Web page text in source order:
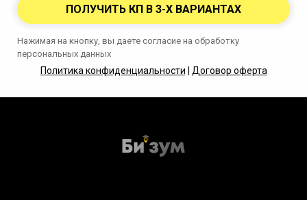
ПОЛУЧИТЬ КП В 3-Х ВАРИАНТАХ
Нажимая на кнопку, вы даете согласие на обработку
персональных данных
Политика конфиденциальности Договор оферта